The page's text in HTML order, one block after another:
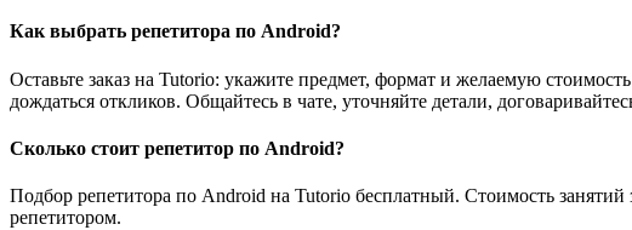
Как выбрать репетитора по Android?
Оставьте заказ на Tutorio: укажите предмет, формат и желаемую
дождаться откликов. Общайтесь в чате, уточняйте детали,
Сколько стоит репетитор по Android?
Подбор репетитора по Android на Tutorio бесплатный. Стоимость
репетитором.